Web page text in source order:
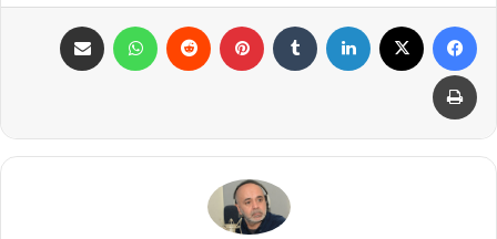
فيسبوك لينكدإن بينتيريست واتساب
طباعة